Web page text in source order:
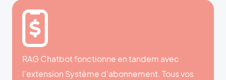
RAG Chatbot fonctionne en tandem avec
l’extension Système d’abonnement. Tous vos